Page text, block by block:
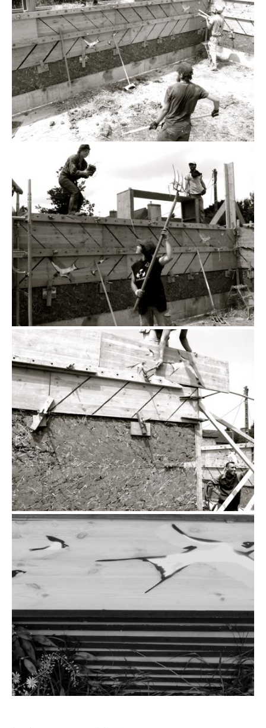
chantier participatif 1 st germain sur ille 9
chantier participatif 1 st germain sur ille 12
l’hirondelle symbole de la construction en
terre